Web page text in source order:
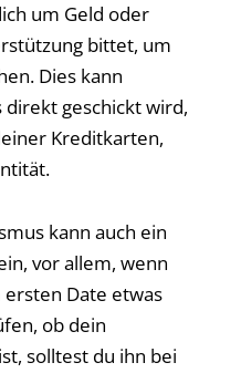
um Geld oder
bittet, um
Dies kann
direkt geschickt wird,
Kreditkarten,
kann auch ein
vor allem, wenn
Date etwas
ob dein
solltest du ihn bei